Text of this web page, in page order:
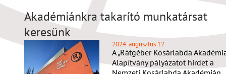
Akadémiánkra takarító munkatársat
keresünk
2024. augusztus 12.
A „Rátgéber Kosárlabda
Alapítvány pályázatot hirdet a